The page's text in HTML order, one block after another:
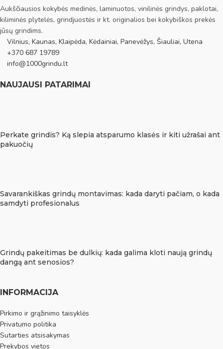
Aukščiausios kokybės medinės, laminuotos, vinilinės grindys, paklotai,
kiliminės plytelės, grindjuostės ir kt. originalios bei kokybiškos prekės
jūsų grindims.
Vilnius, Kaunas, Klaipėda, Kėdainiai, Panevėžys, Šiauliai, Utena
+370 687 19789
info@1000grindu.lt
NAUJAUSI PATARIMAI
Perkate grindis? Ką slepia atsparumo klasės ir kiti užrašai ant
pakuočių
Savarankiškas grindų montavimas: kada daryti pačiam, o kada
samdyti profesionalus
Grindų pakeitimas be dulkių: kada galima kloti naują grindų
dangą ant senosios?
INFORMACIJA
Pirkimo ir grąžinimo taisyklės
Privatumo politika
Sutarties atsisakymas
Prekybos vietos